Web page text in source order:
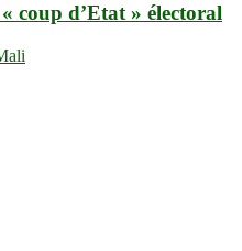
coup d’Etat » électoral